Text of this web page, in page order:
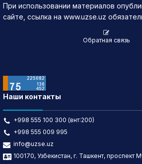
При использовании материалов
сайте, ссылка на www.uzse.uz
Обратная связь
Наши контакты
+998 555 100 300 (внт:200)
+998 555 009 995
info@uzse.uz
100170, Узбекистан, г. Ташкент, проспект